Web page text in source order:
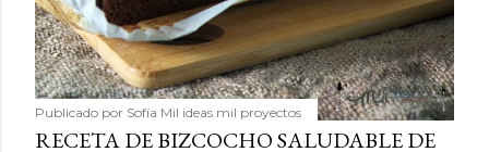
Publicado por Sofía Mil ideas mil proyectos
RECETA DE BIZCOCHO SALUDABLE DE